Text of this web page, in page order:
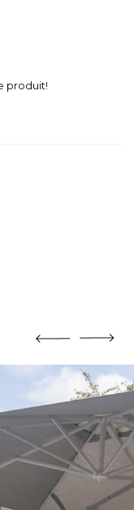
produit!